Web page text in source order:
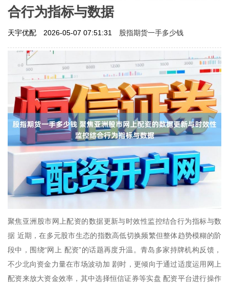
合行为指标与数据
天宇优配 2026-05-07 07:51:31 股指期货一手多少钱
聚焦亚洲股市网上配资的数据更新与时效性监控结合行为指标与数
据 近期，在多元股市生态的指数高低切换频繁但整体趋势模糊的阶
段中，围绕“网上 配资”的话题再度升温。青岛多家持牌机构反馈，
不少北向资金力量在市场波动加 剧时，更倾向于通过适度运用网上
配资来放大资金效率，其中选择恒信证券等实盘 配资平台进行操作